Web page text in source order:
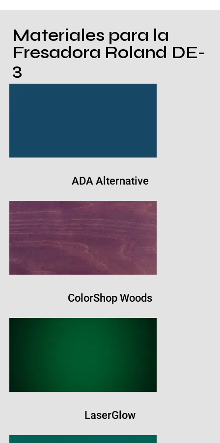
Materiales para la
Fresadora Roland DE-
3
ADA Alternative
ColorShop Woods
LaserGlow